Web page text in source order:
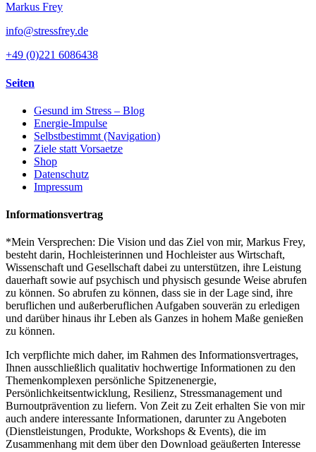
Markus Frey
info@stressfrey.de
+49 (0)221 6086438
Seiten
Gesund im Stress – Blog
Energie-Impulse
Selbstbestimmt (Navigation)
Ziele statt Vorsaetze
Shop
Datenschutz
Impressum
Informationsvertrag
*Mein Versprechen: Die Vision und das Ziel von mir, Markus Frey,
besteht darin, Hochleisterinnen und Hochleister aus Wirtschaft,
Wissenschaft und Gesellschaft dabei zu unterstützen, ihre Leistung
dauerhaft sowie auf psychisch und physisch gesunde Weise abrufen
zu können. So abrufen zu können, dass sie in der Lage sind, ihre
beruflichen und außerberuflichen Aufgaben souverän zu erledigen
und darüber hinaus ihr Leben als Ganzes in hohem Maße genießen
zu können.
Ich verpflichte mich daher, im Rahmen des Informationsvertrages,
Ihnen ausschließlich qualitativ hochwertige Informationen zu den
Themenkomplexen persönliche Spitzenenergie,
Persönlichkeitsentwicklung, Resilienz, Stressmanagement und
Burnoutprävention zu liefern. Von Zeit zu Zeit erhalten Sie von mir
auch andere interessante Informationen, darunter zu Angeboten
(Dienstleistungen, Produkte, Workshops & Events), die im
Zusammenhang mit dem über den Download geäußerten Interesse